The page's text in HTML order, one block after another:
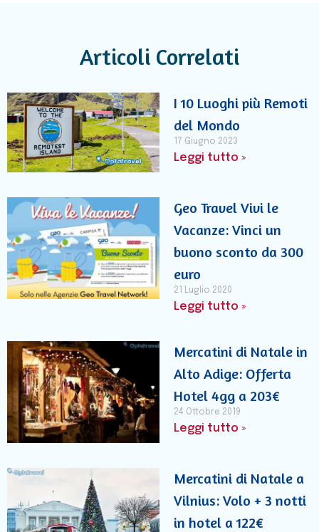
Articoli Correlati
I 10 Luoghi più Remoti
del Mondo
17 Giugno 2023
Leggi tutto »
Geo Travel Vivi le
Vacanze: Vinci un
buono sconto da 300
euro
21 Luglio 2020
Leggi tutto »
Mercatini di Natale in
Alto Adige: Offerta
Hotel 4gg a 203€
24 Ottobre 2019
Leggi tutto »
Mercatini di Natale a
Vilnius: Volo + 3 notti
in hotel a 122€